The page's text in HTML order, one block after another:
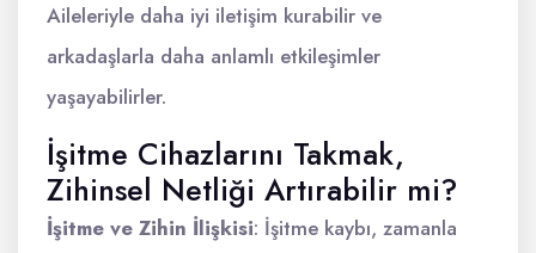
Aileleriyle daha iyi iletişim kurabilir ve
arkadaşlarla daha anlamlı etkileşimler
yaşayabilirler.
İşitme Cihazlarını Takmak,
Zihinsel Netliği Artırabilir mi?
İşitme ve Zihin İlişkisi: İşitme kaybı, zamanla